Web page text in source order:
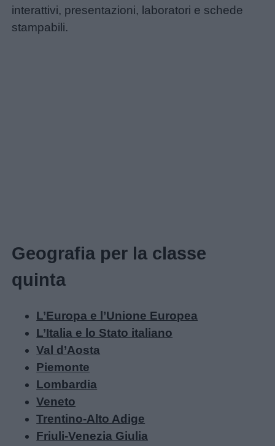
Menu
Schede
didattiche
interattivi, presentazioni, laboratori e schede
stampabili.
Geografia per la classe
quinta
L’Europa e l’Unione Europea
L’Italia e lo Stato italiano
Val d’Aosta
Piemonte
Lombardia
Veneto
Trentino-Alto Adige
Friuli-Venezia Giulia